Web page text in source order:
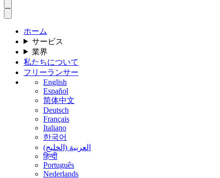
ホーム
サービス
業界
私たちについて
フリーランサー
English
Español
简体中文
Deutsch
Français
Italiano
한국어
العربية (الخليج)
हिन्दी
Português
Nederlands